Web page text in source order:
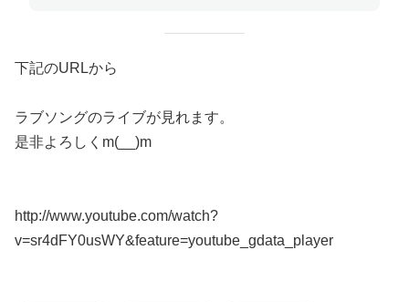
下記のURLから
ラブソングのライブが見れます。
是非よろしくm(__)m
http://www.youtube.com/watch?
v=sr4dFY0usWY&feature=youtube_gdata_player